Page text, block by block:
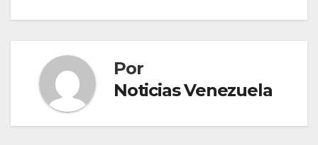
Por
Noticias Venezuela